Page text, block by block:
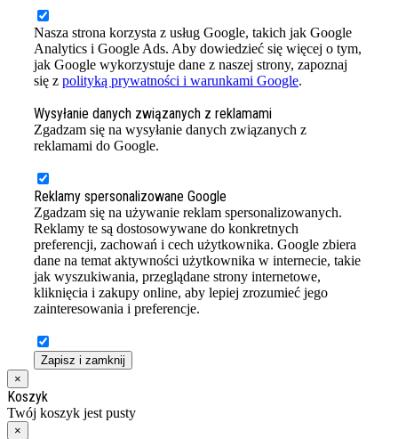
Nasza strona korzysta z usług Google, takich jak Google
Analytics i Google Ads. Aby dowiedzieć się więcej o tym,
jak Google wykorzystuje dane z naszej strony, zapoznaj
się z polityką prywatności i warunkami Google.
Wysyłanie danych związanych z reklamami
Zgadzam się na wysyłanie danych związanych z
reklamami do Google.
Reklamy spersonalizowane Google
Zgadzam się na używanie reklam spersonalizowanych.
Reklamy te są dostosowywane do konkretnych
preferencji, zachowań i cech użytkownika. Google zbiera
dane na temat aktywności użytkownika w internecie, takie
jak wyszukiwania, przeglądane strony internetowe,
kliknięcia i zakupy online, aby lepiej zrozumieć jego
zainteresowania i preferencje.
Zapisz i zamknij
×
Koszyk
Twój koszyk jest pusty
×